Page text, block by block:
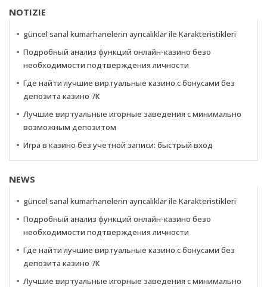
NOTIZIE
güncel sanal kumarhanelerin ayrıcalıklar ile Karakteristikleri
Подробный анализ функций онлайн-казино безо
необходимости подтверждения личности
Где найти лучшие виртуальные казино с бонусами без
депозита казино 7К
Лучшие виртуальные игорные заведения с минимально
возможным депозитом
Игра в казино без учетной записи: быстрый вход
NEWS
güncel sanal kumarhanelerin ayrıcalıklar ile Karakteristikleri
Подробный анализ функций онлайн-казино безо
необходимости подтверждения личности
Где найти лучшие виртуальные казино с бонусами без
депозита казино 7К
Лучшие виртуальные игорные заведения с минимально